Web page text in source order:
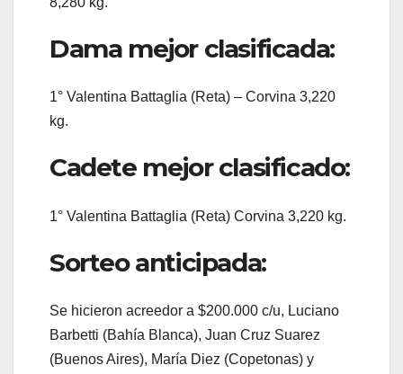
Dama mejor clasificada:
1° Valentina Battaglia (Reta) – Corvina 3,220
kg.
Cadete mejor clasificado:
1° Valentina Battaglia (Reta) Corvina 3,220 kg.
Sorteo anticipada:
Se hicieron acreedor a $200.000 c/u, Luciano
Barbetti (Bahía Blanca), Juan Cruz Suarez
(Buenos Aires), María Diez (Copetonas) y